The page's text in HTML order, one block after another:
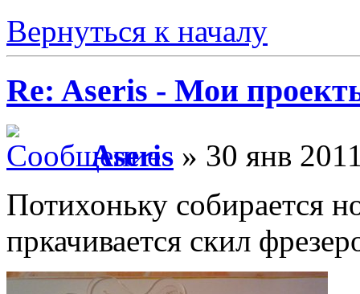
Вернуться к началу
Re: Aseris - Мои
Aseris » 30 янв
Потихоньку собирается
пркачивается скил